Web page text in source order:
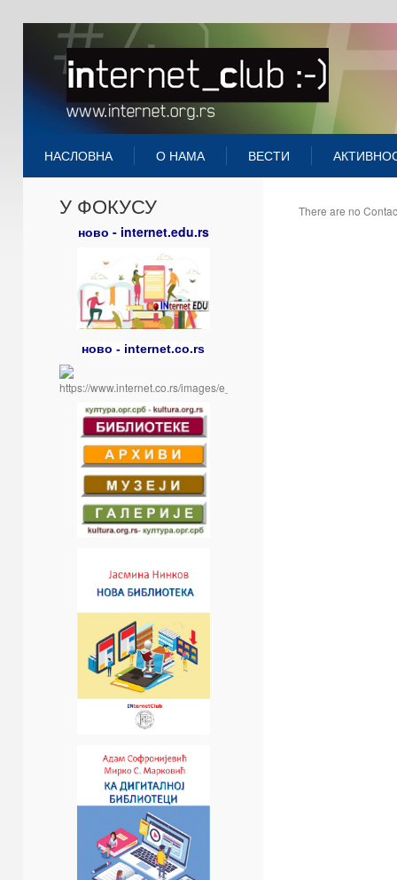
НАСЛОВНА О НАМА ВЕСТИ
У ФОКУСУ
ново - internet.edu.rs
ново - internet.co.rs
There are no